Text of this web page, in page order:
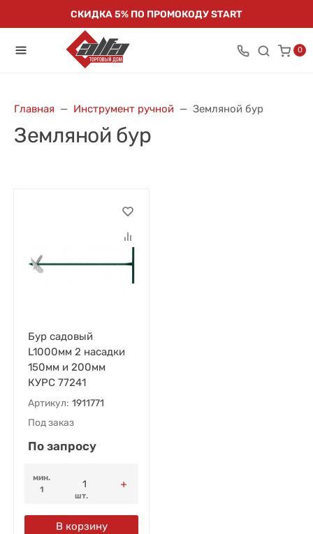
СКИДКА 5% ПО ПРОМОКОДУ START
0
Главная Инструмент ручной Земляной бур
Земляной бур
Бур садовый
L1000мм 2 насадки
150мм и 200мм
КУРС 77241
Артикул: 1911771
Под заказ
По запросу
мин.
1
шт.
В корзину